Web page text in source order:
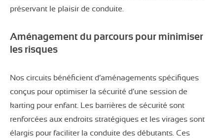
préservant le plaisir de conduite.
Aménagement du parcours pour minimiser
les risques
Nos circuits bénéficient d’aménagements spécifiques
conçus pour optimiser la sécurité d’une session de
karting pour enfant. Les barrières de sécurité sont
renforcées aux endroits stratégiques et les virages sont
élargis pour faciliter la conduite des débutants. Ces